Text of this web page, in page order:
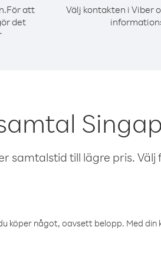
För att
det
Välj kontakten i Viber
samtalstid till lägre pris.
köper något, oavsett belopp. Med din